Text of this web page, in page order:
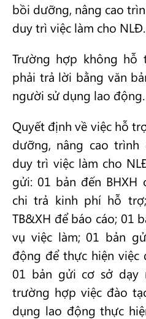
bồi dưỡng, nâng cao
duy trì việc làm cho NLĐ.
Trường hợp không hỗ
phải trả lời bằng văn
người sử dụng lao động.
Quyết định về việc hỗ
dưỡng, nâng cao
duy trì việc làm cho
gửi: 01 bản đến BHXH
chi trả kinh phí hỗ
TB&XH để báo cáo; 01
vụ việc làm; 01 bản
động để thực hiện việc
01 bản gửi cơ sở dạy
trường hợp việc đào
dụng lao động thực